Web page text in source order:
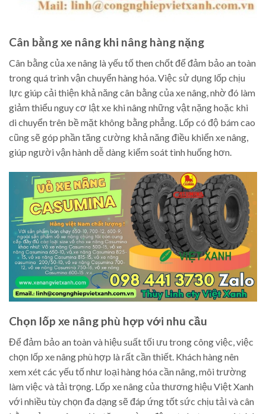
Cân bằng xe nâng khi nâng hàng nặng
Cân bằng của xe nâng là yếu tố then chốt để đảm bảo an toàn
trong quá trình vận chuyển hàng hóa. Việc sử dụng lốp chịu
lực giúp cải thiện khả năng cân bằng của xe nâng, nhờ đó làm
giảm thiểu nguy cơ lật xe khi nâng những vật nặng hoặc khi
di chuyển trên bề mặt không bằng phẳng. Lốp có độ bám cao
cũng sẽ góp phần tăng cường khả năng điều khiển xe nâng,
giúp người vận hành dễ dàng kiểm soát tình huống hơn.
Chọn lốp xe nâng phù hợp với nhu cầu
Để đảm bảo an toàn và hiệu suất tối ưu trong công việc, việc
chọn lốp xe nâng phù hợp là rất cần thiết. Khách hàng nên
xem xét các yếu tố như loại hàng hóa cần nâng, môi trường
làm việc và tải trọng. Lốp xe nâng của thương hiệu Việt Xanh
với nhiều tùy chọn đa dạng sẽ đáp ứng tốt sức chịu tải và cân